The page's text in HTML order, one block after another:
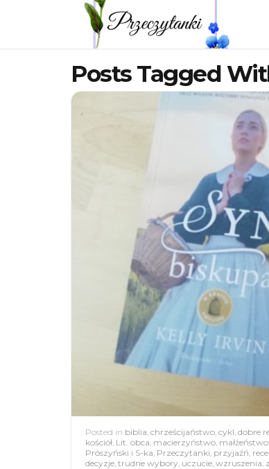
Posts Tagged
Posted in biblia chrześcijaństwo cykl dobre
kościół Lit. obca macierzyństwo małżeństwo
Prószyński i S-ka Przeczytanki przyjaźń
decyzje trudne wybory uczucie wzruszenia